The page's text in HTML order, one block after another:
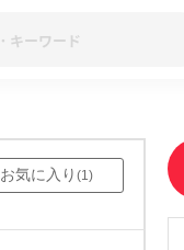
28卒 IT・DX現場社
お気に入り (1)